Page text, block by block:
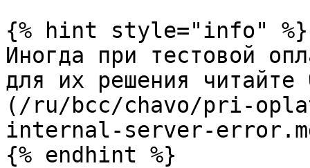
{% hint style="info" %}
Иногда при тестовой
для их решения
(/ru/bcc/chavo/pri-
internal-server-
{% endhint %}